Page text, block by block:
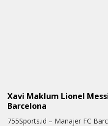
Xavi Maklum Lionel
Barcelona
755Sports.id – Manajer FC